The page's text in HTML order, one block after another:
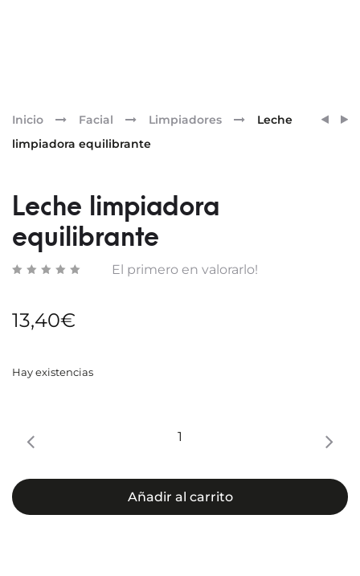
Inicio Facial Limpiadores
Leche
limpiadora equilibrante
Leche limpiadora
equilibrante
El primero en valorarlo!
13,40€
Hay existencias
limpiadora
cantidad
Añadir al carrito